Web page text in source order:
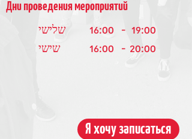
Дни проведения мероприятий
שלישי 16:00 - 19:00
שישי 16:00 - 20:00
Я хочу записаться